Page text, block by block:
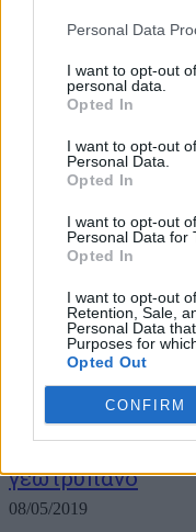
Personal Data
I want to opt-out
personal data.
Opted In
I want to opt-out
Personal Data.
Opted In
I want to opt-out
Personal Data for
Opted In
I want to opt-out
Retention, Sale,
Personal Data
Purposes for
Opted Out
CONFIRM
κατεχόμενα. Ο Τούρκος υπουργός Εξωτερικών, παρακάθισε σε
παρακαθίσει σε γεύμα
Δίχως τέλος η
γεωτρύπανο
08/05/2019